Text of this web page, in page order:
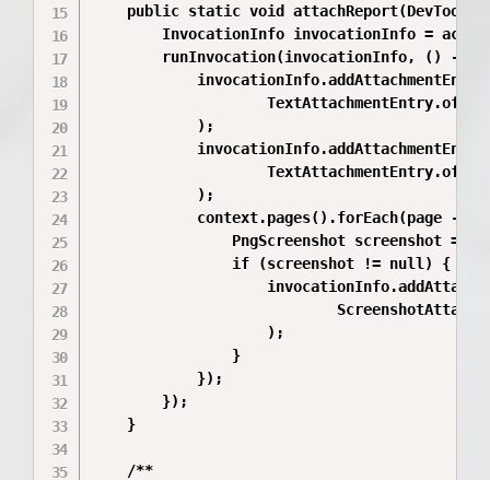
public static void
InvocationInfo invocationInfo =
        runInvocation(invocationInfo, () -> {
            );
            );
            context.pages().forEach(page -> {
PngScreenshot screenshot =
                if (screenshot != null) {
                    );
                }
            });
        });
    }
    /**